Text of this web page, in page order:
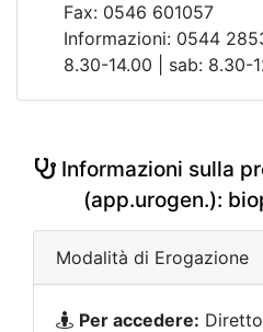
Fax: 0546 601057
Informazioni: 0544
8.30-14.00 | sab: 8.30-
Informazioni sulla
(app.urogen.):
Modalità di Erogazione
Per accedere: Diretto